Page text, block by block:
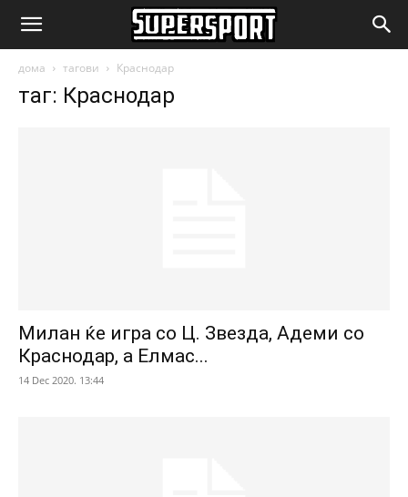
SuperSport.mk
дома тагови Краснодар
таг: Краснодар
Милан ќе игра со Ц. Звезда, Адеми со
Краснодар, а Елмас...
14 Dec 2020. 13:44